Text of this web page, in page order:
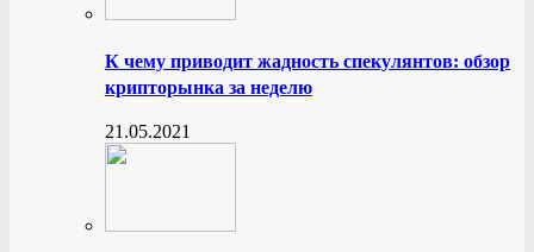
К чему приводит жадность спекулянтов: обзор
крипторынка за неделю
21.05.2021